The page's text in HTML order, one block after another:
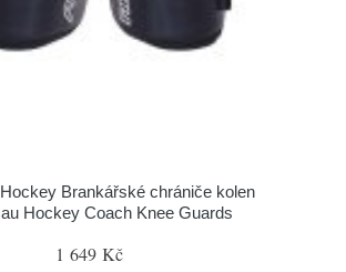
Brankářské chrániče kolen
Hockey Coach Knee Guards
1 649 Kč